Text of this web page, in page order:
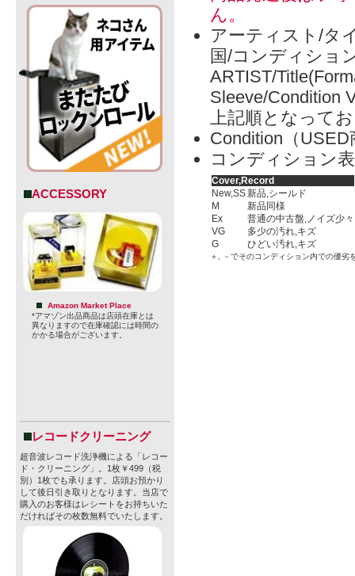
ACCESSORY
Amazon Market Place
*アマゾン出品商品は店頭在庫とは
異なりますので在庫確認には時間の
かかる場合がございます。
レコードクリーニング
超音波レコード洗浄機による「レコー
ド・クリーニング」。1枚￥499（税
別）1枚でも承ります。店頭お預かり
して後日引き取りとなります。当店で
購入のお客様はレシートをお持ちいた
だければその枚数無料でいたします。
ん。
アーティスト/タ
国/コンディショ
ARTIST/
Sleeve/Condition
上記順となって
Condition（
コンディション
Cover,Record
New,SS新品,シールド
M
新品同様
Ex
普通の中古盤,ノイズ少々
VG
多少の汚れ,キズ
G
ひどい汚れ,キズ
＋, －でそのコンディション内での優劣